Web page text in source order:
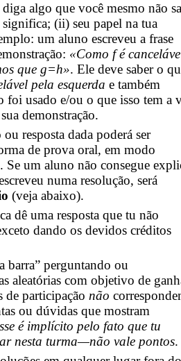
algo que você mesmo não
(ii) seu papel na tua
um aluno escreveu a frase
«Como f é
que g=h». Ele deve saber o
pela esquerda e também
foi usado e/ou o que isso tem a
demonstração.
resposta dada poderá ser
de prova oral, em modo
Se um aluno não consegue
numa resolução, será
(veja abaixo).
dê uma resposta que tu não
dando os devidos créditos
barra” perguntando ou
aleatórias com objetivo de
de participação não
ou dúvidas que mostram
é implícito pelo fato que tu
nesta turma—não vale pontos.